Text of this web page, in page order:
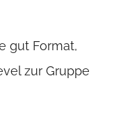
gut Format,
zur Gruppe